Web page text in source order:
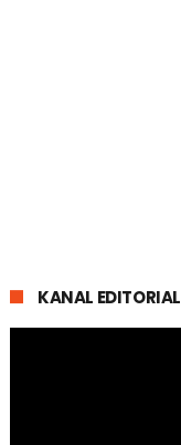
KANAL EDITORIAL